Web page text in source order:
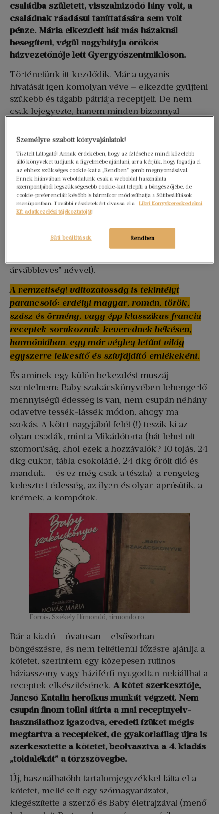
családba született, visszahúzódó lány volt, a
családnak ráadásul taníttatására sem volt
pénze. Mária elkezdett hát más házaknál
besegíteni, végül nagybátyja örökös
házvezetőnője lett Gyergyószentmiklóson.
Történetünk itt kezdődik. Mária ugyanis –
hivatását igen komolyan véve – elkezdte gyűjteni
szűkebb és tágabb pátriája receptjeit. De nem
csak lejegyezte, hanem minden bizonnyal
tapintható ugyanis a könyvben a személyes
tapasztalat magabiztossága. A receptek gyűltek, a
papírfecnik szakadoztak – kapóra jött
unokahúga, Balogh Rozália (a családnak Baby)
esküvője. A sajtó alá rendezett kéziratból így lett
könyv formájú nászajándék.És micsoda
receptkavalkád várta Babyt, és várja most a 21.
ételsorainak elemei éppúgy megtalálhatók Novák
Mária gyűjteményében, mint az Árvaleves (két
árvábbleves” névvel).
A nemzetiségi változatosság is tekintélyt
parancsoló: erdélyi magyar, román, török,
szász és örmény, vagy épp klasszikus francia
receptek sorakoznak-keverednek békésen,
harmóniában, egy már végleg letűnt világ
egyszerre lelkesítő és szívfájdító emlékeként.
És aminek egy külön bekezdést muszáj
szentelnem: Baby szakácskönyvében lehengerlő
mennyiségű édesség is van, nem csupán néhány
odavetve tessék-lássék módon, ahogy ma
szokás. A kötet nagyjából felét (!) teszik ki az
olyan csodák, mint a Mikádótorta (hát lehet ott
szomorúság, ahol ezek a hozzávalók? 10 tojás, 24
dkg cukor, tábla csokoládé, 24 dkg őrölt dió és
mandula – és ez még csak a tészta), a rengeteg
kelesztett édesség, az ilyen és olyan aprósütik, a
krémek, a kompótok.
Forrás: Székely Hírmondó, hirmondo.ro
Bár a kiadó – óvatosan – elsősorban
böngészésre, és nem feltétlenül főzésre ajánlja a
kötetet, szerintem egy közepesen rutinos
háziasszony vagy háziférfi nyugodtan nekiállhat a
receptek elkészítésének. A kötet szerkesztője,
Jancsó Katalin heroikus munkát végzett. Nem
csupán finom tollal átírta a mai receptnyelv-
használathoz igazodva, eredeti ízüket mégis
megtartva a recepteket, de gyakorlatilag újra is
szerkesztette a kötetet, beolvasztva a 4. kiadás
„toldalékát” a törzszövegbe.
Új, használhatóbb tartalomjegyzékkel látta el a
kötetet, mellékelt egy szómagyarázatot,
kiegészítette a szerző és Baby életrajzával (menő
Személyre szabott könyvajánlatok!
Tisztelt Látogató! Annak érdekében, hogy az ízléséhez minél közelebb
álló könyveket tudjunk a figyelmébe ajánlani, arra kérjük, hogy fogadja el
az ehhez szükséges cookie-kat a „Rendben” gomb megnyomásával.
Ennek hiányában weboldalunk csak a weboldal használata
szempontjából legszükségesebb cookie-kat telepíti a böngészőjébe, de
cookie-preferenciáit később is bármikor módosíthatja a Sütibeállítások
menüpontban. További részletekért olvassa el a Libri Könyvkereskedelmi
Kft. adatkezelési tájékoztatóját!
Rendben
Süti beállítások